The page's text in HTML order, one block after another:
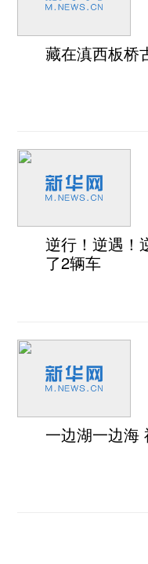
藏在滇西板桥
逆行！逆遇！
了2辆车
一边湖一边海